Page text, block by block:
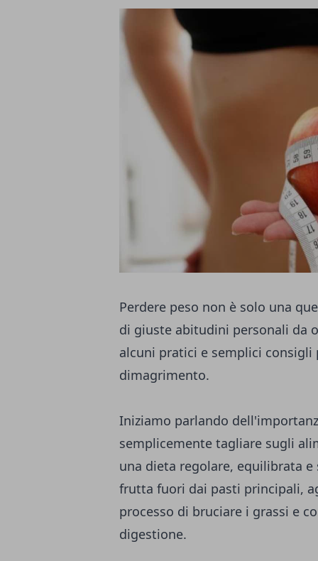
Perdere peso non è solo una
di giuste abitudini personali da
alcuni pratici e semplici
dimagrimento.
Iniziamo parlando
semplicemente tagliare sugli
una dieta regolare, equilibrata
frutta fuori dai pasti principali,
processo di bruciare i grassi e
digestione.